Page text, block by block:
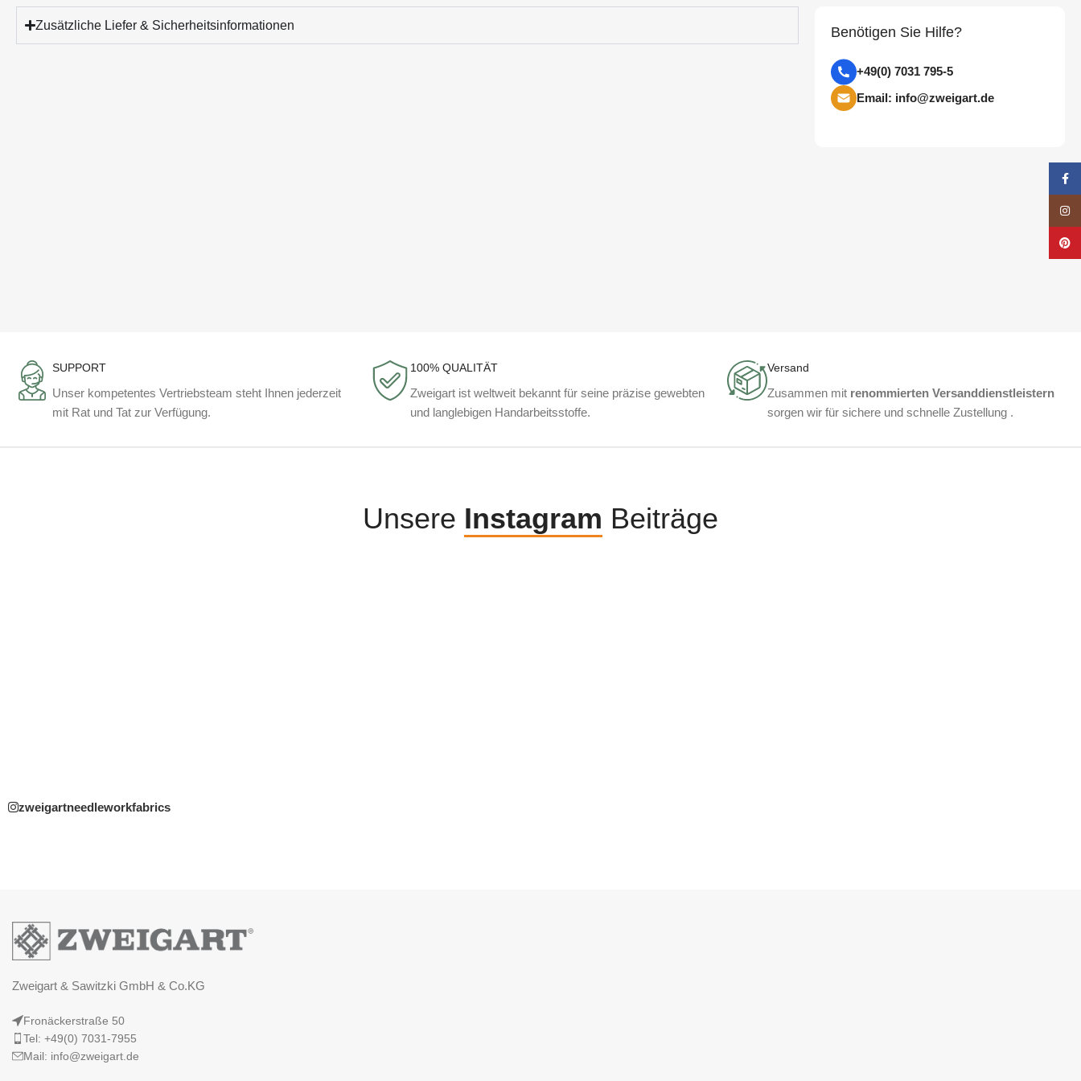
Zusätzliche Liefer & Sicherheitsinformationen Benötigen Sie Hilfe?
+49(0) 7031 795-5
Email: info@zweigart.de
SUPPORT
Unser kompetentes Vertriebsteam steht Ihnen jederzeit
mit Rat und Tat zur Verfügung.
100% QUALITÄT
Zweigart ist weltweit bekannt für seine präzise gewebten
und langlebigen Handarbeitsstoffe.
Versand
Zusammen mit renommierten Versanddienstleistern
sorgen wir für sichere und schnelle Zustellung .
Unsere Instagram Beiträge
zweigartneedleworkfabrics
Zweigart & Sawitzki GmbH & Co.KG
Fronäckerstraße 50
Tel: +49(0) 7031-7955
Mail: info@zweigart.de